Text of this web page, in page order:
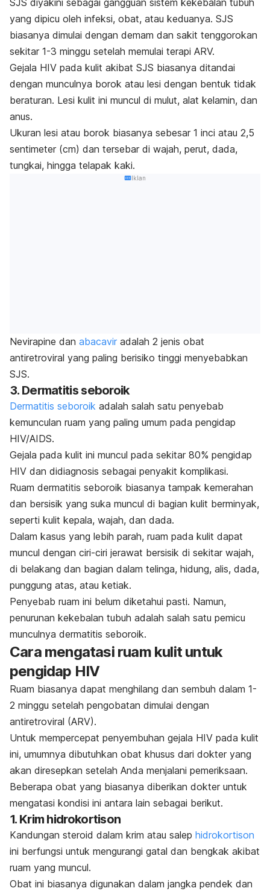
yang dipicu oleh infeksi, obat, atau keduanya. SJS
biasanya dimulai dengan demam dan sakit tenggorokan
sekitar 1-3 minggu setelah memulai terapi ARV.
Gejala HIV pada kulit akibat SJS biasanya ditandai
dengan munculnya borok atau lesi dengan bentuk tidak
beraturan. Lesi kulit ini muncul di mulut, alat kelamin, dan
anus.
Ukuran lesi atau borok biasanya sebesar 1 inci atau 2,5
sentimeter (cm) dan tersebar di wajah, perut, dada,
tungkai, hingga telapak kaki.
Iklan
Nevirapine dan abacavir adalah 2 jenis obat
antiretroviral yang paling berisiko tinggi menyebabkan
SJS.
3. Dermatitis seboroik
Dermatitis seboroik adalah salah satu penyebab
kemunculan ruam yang paling umum pada pengidap
HIV/AIDS.
Gejala pada kulit ini muncul pada sekitar 80% pengidap
HIV dan didiagnosis sebagai penyakit komplikasi.
Ruam dermatitis seboroik biasanya tampak kemerahan
dan bersisik yang suka muncul di bagian kulit berminyak,
seperti kulit kepala, wajah, dan dada.
Dalam kasus yang lebih parah, ruam pada kulit dapat
muncul dengan ciri-ciri jerawat bersisik di sekitar wajah,
di belakang dan bagian dalam telinga, hidung, alis, dada,
punggung atas, atau ketiak.
Penyebab ruam ini belum diketahui pasti. Namun,
penurunan kekebalan tubuh adalah salah satu pemicu
munculnya dermatitis seboroik.
Cara mengatasi ruam kulit untuk
pengidap HIV
Ruam biasanya dapat menghilang dan sembuh dalam 1-
2 minggu setelah pengobatan dimulai dengan
antiretroviral (ARV).
Untuk mempercepat penyembuhan gejala HIV pada kulit
ini, umumnya dibutuhkan obat khusus dari dokter yang
akan diresepkan setelah Anda menjalani pemeriksaan.
Beberapa obat yang biasanya diberikan dokter untuk
mengatasi kondisi ini antara lain sebagai berikut.
1. Krim hidrokortison
Kandungan steroid dalam krim atau salep hidrokortison
ini berfungsi untuk mengurangi gatal dan bengkak akibat
ruam yang muncul.
Obat ini biasanya digunakan dalam jangka pendek dan